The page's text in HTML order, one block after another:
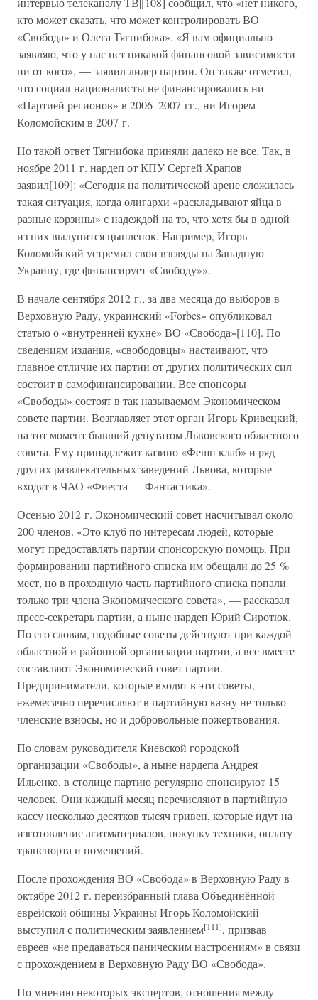
кто может сказать, что может контролировать ВО
«Свобода» и Олега Тягнибока». «Я вам официально
заявляю, что у нас нет никакой финансовой зависимости
ни от кого», — заявил лидер партии. Он также отметил,
что социал-националисты не финансировались ни
«Партией регионов» в 2006–2007 гг., ни Игорем
Коломойским в 2007 г.
Но такой ответ Тягнибока приняли далеко не все. Так, в
ноябре 2011 г. нардеп от КПУ Сергей Храпов
заявил[109]: «Сегодня на политической арене сложилась
такая ситуация, когда олигархи «раскладывают яйца в
разные корзины» с надеждой на то, что хотя бы в одной
из них вылупится цыпленок. Например, Игорь
Коломойский устремил свои взгляды на Западную
Украину, где финансирует «Свободу»».
В начале сентября 2012 г., за два месяца до выборов в
Верховную Раду, украинский «Forbes» опубликовал
статью о «внутренней кухне» ВО «Свобода»[110]. По
сведениям издания, «свободовцы» настаивают, что
главное отличие их партии от других политических сил
состоит в самофинансировании. Все спонсоры
«Свободы» состоят в так называемом Экономическом
совете партии. Возглавляет этот орган Игорь Кривецкий,
на тот момент бывший депутатом Львовского областного
совета. Ему принадлежит казино «Фешн клаб» и ряд
других развлекательных заведений Львова, которые
входят в ЧАО «Фиеста — Фантастика».
Осенью 2012 г. Экономический совет насчитывал около
200 членов. «Это клуб по интересам людей, которые
могут предоставлять партии спонсорскую помощь. При
формировании партийного списка им обещали до 25 %
мест, но в проходную часть партийного списка попали
только три члена Экономического совета», — рассказал
пресс-секретарь партии, а ныне нардеп Юрий Сиротюк.
По его словам, подобные советы действуют при каждой
областной и районной организации партии, а все вместе
составляют Экономический совет партии.
Предприниматели, которые входят в эти советы,
ежемесячно перечисляют в партийную казну не только
членские взносы, но и добровольные пожертвования.
По словам руководителя Киевской городской
организации «Свободы», а ныне нардепа Андрея
Ильенко, в столице партию регулярно спонсируют 15
человек. Они каждый месяц перечисляют в партийную
кассу несколько десятков тысяч гривен, которые идут на
изготовление агитматериалов, покупку техники, оплату
транспорта и помещений.
После прохождения ВО «Свобода» в Верховную Раду в
октябре 2012 г. переизбранный глава Объединённой
еврейской общины Украины Игорь Коломойский
выступил с политическим заявлением[111], призвав
евреев «не предаваться паническим настроениям» в связи
с прохождением в Верховную Раду ВО «Свобода».
По мнению некоторых экспертов, отношения между